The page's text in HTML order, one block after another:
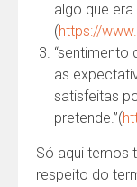
algo que
(https://
“sentimento
as
satisfeitas
pretende.”(
Só aqui temos
respeito do